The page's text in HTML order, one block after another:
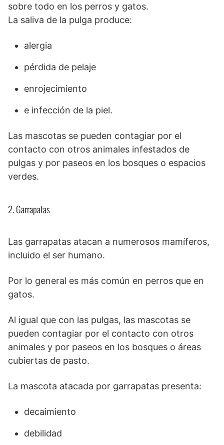
sobre todo en los perros y gatos.
La saliva de la pulga produce:
alergia
pérdida de pelaje
enrojecimiento
e infección de la piel.
Las mascotas se pueden contagiar por el
contacto con otros animales infestados de
pulgas y por paseos en los bosques o espacios
verdes.
2. Garrapatas
Las garrapatas atacan a numerosos mamíferos,
incluido el ser humano.
Por lo general es más común en perros que en
gatos.
Al igual que con las pulgas, las mascotas se
pueden contagiar por el contacto con otros
animales y por paseos en los bosques o áreas
cubiertas de pasto.
La mascota atacada por garrapatas presenta:
decaimiento
debilidad